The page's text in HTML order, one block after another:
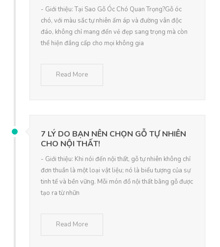
- Giới thiệu: Tại Sao Gỗ Óc Chó Quan Trọng?Gỗ óc
chó, với màu sắc tự nhiên ấm áp và đường vân độc
đáo, không chỉ mang đến vẻ đẹp sang trọng mà còn
thể hiện đẳng cấp cho mọi không gia
Read More
7 LÝ DO BẠN NÊN CHỌN GỖ TỰ NHIÊN
CHO NỘI THẤT!
- Giới thiệu: Khi nói đến nội thất, gỗ tự nhiên không chỉ
đơn thuần là một loại vật liệu; nó là biểu tượng của sự
tinh tế và bền vững. Mỗi món đồ nội thất bằng gỗ được
tạo ra từ nhữn
Read More